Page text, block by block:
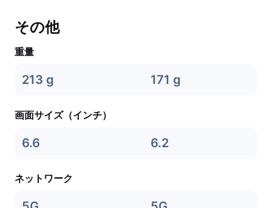
その他
重量
213 g 171 g
画面サイズ（インチ）
6.6 6.2
ネットワーク